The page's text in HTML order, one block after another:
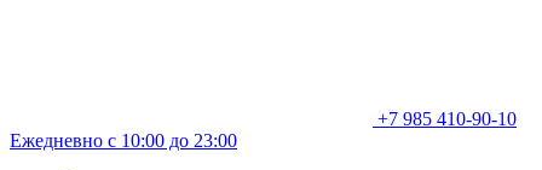
+7 985 410-90-10
Ежедневно с 10:00 до 23:00